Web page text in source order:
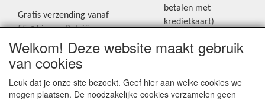
Gratis verzending vanaf
55 € binnen België.
Gratis verzending vanaf
65 € naar Nederland.
Levering andere
landen: geen gratis
verzending, portkosten
betalen met
kredietkaart)
Blijf op de hoogte van de laatste
onze Facebookpagina.
Welkom! Deze website maakt gebruik
van cookies
Leuk dat je onze site bezoekt. Geef hier aan welke cookies we
mogen plaatsen. De noodzakelijke cookies verzamelen geen